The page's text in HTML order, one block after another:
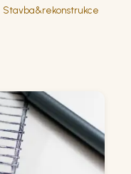
Stavba&rekonstrukce